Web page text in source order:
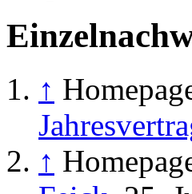
↑
↑